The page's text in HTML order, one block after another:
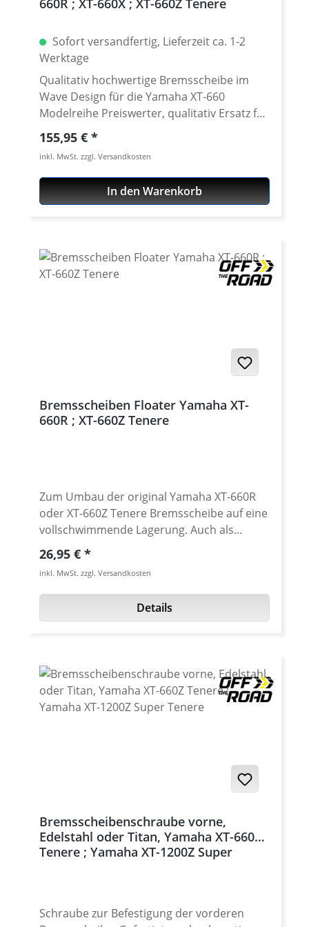
660R ; XT-660X ; XT-660Z Tenere
Sofort versandfertig, Lieferzeit ca. 1-2
Werktage
Qualitativ hochwertige Bremsscheibe im
Wave Design für die Yamaha XT-660
Modelreihe Preiswerter, qualitativ Ersatz für
eine verschlissene hintere original
Bremsscheibe der XT-660 ab 2004. Details:
hochwertige Stahllegierung harmoniert mit
allen Bremsbelägen (OEM und Zubehör)
Abmessungen entsprechen der
2004-2016 · Yamaha XT-660X 2004-2016 ·
Yamaha XT-660Z Tenere 2008-2016 ·
Yamaha XT-660ZA ABS Tenere 2011-2016
Regulärer Preis:
155,95 €
inkl. MwSt. zzgl. Versandkosten
In den Warenkorb
Bremsscheiben Floater Yamaha XT-
660R ; XT-660Z Tenere
Zum Umbau der original Yamaha XT-660R
oder XT-660Z Tenere Bremsscheibe auf eine
vollschwimmende Lagerung. Auch als
Ersatzteil für ausgeschlagene original
Floater. Die starr vernieteten Serienfloater
werden gegen die farbig eloxierten
Aluminiumfloater ausgetauscht. Gefertigt
auch einer sehr zähen Luftfahrt-Aluminium
Edelstahlfederscheiben, Distanzscheiben
und Clips werden mitgeliefert. In vielen
Eloxalfarben erhältlich. Lieferung als Satz
mit 6 Floatern für eine original
ausgebauter Scheibe auch bei uns im Hause
durchgeführt werden. Passend für alle: ·
Yamaha XT-660R 2004-2016 · Yamaha XT-
ABS Tenere 2011-2016 Bitte beachten: für
die XT-660Z werden 2 Sätze für 2
Bremsscheiben benötigt
Regulärer Preis:
26,95 €
inkl. MwSt. zzgl. Versandkosten
Details
Bremsscheibenschraube vorne,
Edelstahl oder Titan, Yamaha XT-660Z
Tenere ; Yamaha XT-1200Z Super
Schraube zur Befestigung der vorderen